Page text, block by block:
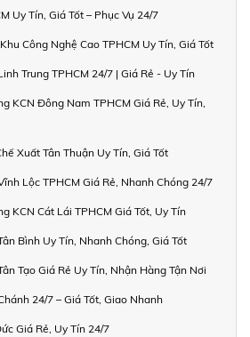
Uy Tín, Giá Tốt – Phục Vụ 24/7
Công Nghệ Cao TPHCM Uy Tín, Giá Tốt
Trung TPHCM 24/7 | Giá Rẻ - Uy Tín
KCN Đông Nam TPHCM Giá Rẻ, Uy Tín,
Xuất Tân Thuận Uy Tín, Giá Tốt
Lộc TPHCM Giá Rẻ, Nhanh Chóng 24/7
KCN Cát Lái TPHCM Giá Tốt, Uy Tín
Bình Uy Tín, Nhanh Chóng, Giá Tốt
Tạo Giá Rẻ Uy Tín, Nhận Hàng Tận Nơi
24/7 – Giá Tốt, Giao Nhanh
Giá Rẻ, Uy Tín 24/7